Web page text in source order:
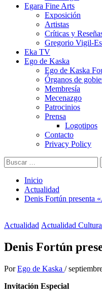
Egara Fine Arts
Exposición
Artistas
Críticas y
Gregorio Vigil-
Eka TV
Ego de Kaska
Ego de Kaska
Órganos de
Membresía
Mecenazgo
Patrocinios
Prensa
Logotipos
Contacto
Privacy Policy
Buscar:
Inicio
Actualidad
Denis Fortún presenta
Actualidad Actualidad
Denis Fortún
Por Ego de Kaska /
Invitación Especial